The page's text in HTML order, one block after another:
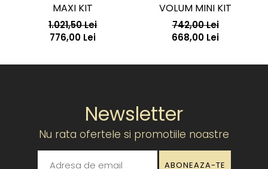
MAXI KIT
1.021,50 Lei
776,00 Lei
VOLUM MINI KIT
742,00 Lei
668,00 Lei
Newsletter
Nu rata ofertele si promotiile noastre